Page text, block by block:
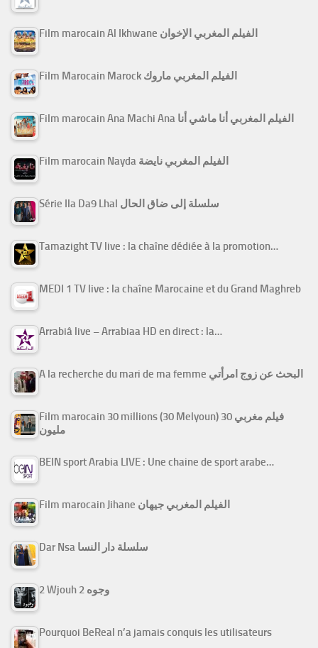
Film marocain Al Ikhwane الفيلم المغربي الإخوان
Film Marocain Marock الفيلم المغربي ماروك
Film marocain Ana Machi Ana الفيلم المغربي أنا ماشي أنا
Film marocain Nayda الفيلم المغربي نايضة
Série Ila Da9 Lhal سلسلة إلى ضاق الحال
Tamazight TV live : la chaîne dédiée à la promotion…
MEDI 1 TV live : la chaîne Marocaine et du Grand Maghreb
Arrabiâ live – Arrabiaa HD en direct : la…
A la recherche du mari de ma femme البحث عن زوج امرأتي
Film marocain 30 millions (30 Melyoun) فيلم مغربي 30
مليون
BEIN sport Arabia LIVE : Une chaine de sport arabe…
Film marocain Jihane الفيلم المغربي جيهان
Dar Nsa سلسلة دار النسا
2 Wjouh 2 وجوه
Pourquoi BeReal n’a jamais conquis les utilisateurs